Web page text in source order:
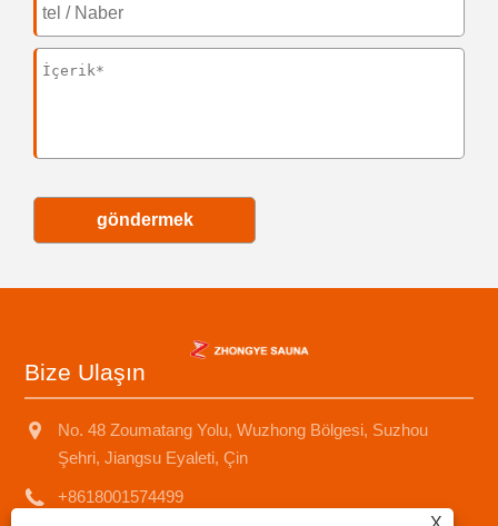
göndermek
Bize Ulaşın
No. 48 Zoumatang Yolu, Wuzhong Bölgesi, Suzhou
Şehri, Jiangsu Eyaleti, Çin
+8618001574499